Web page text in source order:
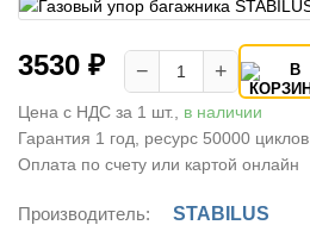
3530 ₽ − +
Цена с НДС за 1 шт., в наличии
Гарантия 1 год, ресурс 50000 циклов
Оплата по счету или картой онлайн
Производитель: STABILUS